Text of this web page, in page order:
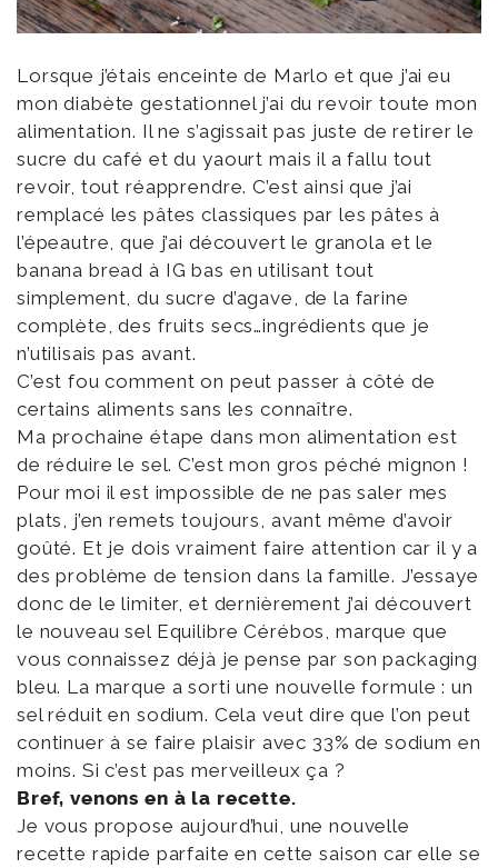
Lorsque j’étais enceinte de Marlo et que j’ai eu
mon diabète gestationnel j’ai du revoir toute mon
alimentation. Il ne s’agissait pas juste de retirer le
sucre du café et du yaourt mais il a fallu tout
revoir, tout réapprendre. C’est ainsi que j’ai
remplacé les pâtes classiques par les pâtes à
l’épeautre, que j’ai découvert le granola et le
banana bread à IG bas en utilisant tout
simplement, du sucre d’agave, de la farine
complète, des fruits secs…ingrédients que je
n’utilisais pas avant.
C’est fou comment on peut passer à côté de
certains aliments sans les connaître.
Ma prochaine étape dans mon alimentation est
de réduire le sel. C’est mon gros péché mignon !
Pour moi il est impossible de ne pas saler mes
plats, j’en remets toujours, avant même d’avoir
goûté. Et je dois vraiment faire attention car il y a
des problème de tension dans la famille. J’essaye
donc de le limiter, et dernièrement j’ai découvert
le nouveau sel Equilibre Cérébos, marque que
vous connaissez déjà je pense par son packaging
bleu. La marque a sorti une nouvelle formule : un
sel réduit en sodium. Cela veut dire que l’on peut
continuer à se faire plaisir avec 33% de sodium en
moins. Si c’est pas merveilleux ça ?
Bref, venons en à la recette.
Je vous propose aujourd’hui, une nouvelle
recette rapide parfaite en cette saison car elle se